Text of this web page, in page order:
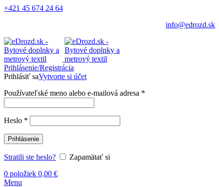
+421 45 674 24 64
info@edrozd.sk
Prihlásenie/Registrácia
Prihlásiť saVytvorte si účet
Používateľské meno alebo e-mailová adresa *
Heslo *
Prihlásenie
Stratili ste heslo?
Zapamätať si
0 položiek 0,00 €
Menu